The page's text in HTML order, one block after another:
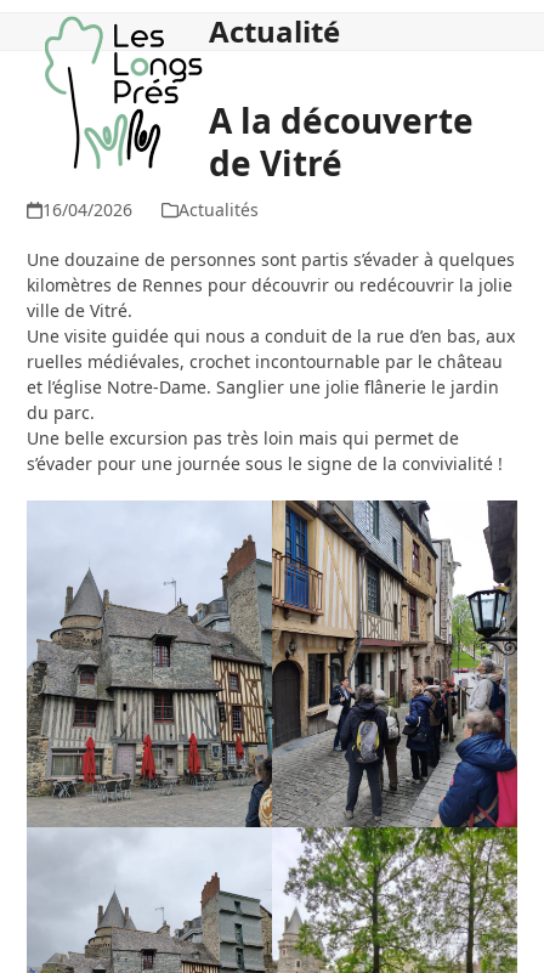
content
Open
mobile
menu
Close
mobile
menu
Actualité
A la découverte
de Vitré
16/04/2026 Actualités
Une douzaine de personnes sont partis s’évader à quelques
kilomètres de Rennes pour découvrir ou redécouvrir la jolie
ville de Vitré.
Une visite guidée qui nous a conduit de la rue d’en bas, aux
ruelles médiévales, crochet incontournable par le château
et l’église Notre-Dame. Sanglier une jolie flânerie le jardin
du parc.
Une belle excursion pas très loin mais qui permet de
s’évader pour une journée sous le signe de la convivialité !